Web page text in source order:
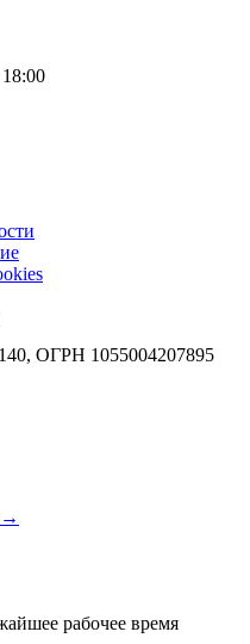
ОГРН 1055004207895
→
рабочее время